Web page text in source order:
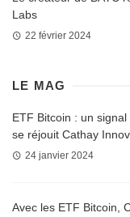
Labs
22 février 2024
LE MAG
ETF Bitcoin : un
se réjouit Cathay
24 janvier 2024
Avec les ETF Bitcoin,